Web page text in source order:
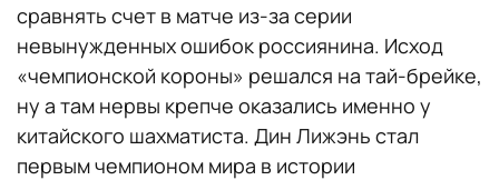
сравнять счет в матче из-за серии
невынужденных ошибок россиянина. Исход
«чемпионской короны» решался на тай-брейке,
ну а там нервы крепче оказались именно у
китайского шахматиста. Дин Лижэнь стал
первым чемпионом мира в истории